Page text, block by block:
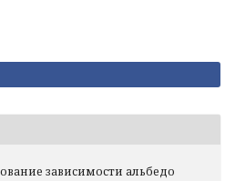
зависимости альбедо